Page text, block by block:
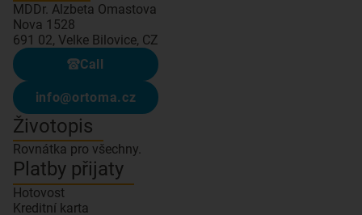
MDDr. Alzbeta Omastova
Nova 1528
691 02, Velke Bilovice, CZ
Call
info@ortoma.cz
Životopis
Rovnátka pro všechny.
Platby přijaty
Hotovost
Kreditní karta